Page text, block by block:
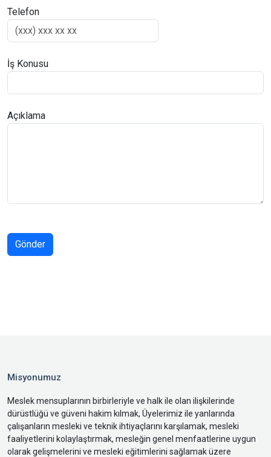
Telefon
İş Konusu
Açıklama
Gönder
Misyonumuz
Meslek mensuplarının birbirleriyle ve halk ile olan ilişkilerinde
dürüstlüğü ve güveni hakim kılmak, Üyelerimiz ile yanlarında
çalışanların mesleki ve teknik ihtiyaçlarını karşılamak, mesleki
faaliyetlerini kolaylaştırmak, mesleğin genel menfaatlerine uygun
olarak gelişmelerini ve mesleki eğitimlerini sağlamak üzere